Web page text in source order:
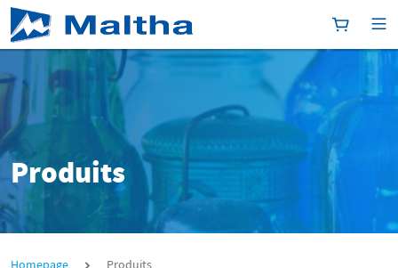
Produits
Homepage Produits
Produits